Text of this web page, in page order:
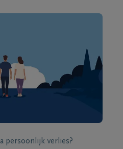
persoonlijk verlies?